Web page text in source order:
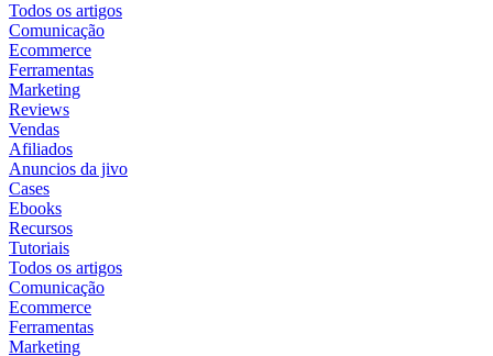
Todos os artigos
Comunicação
Ecommerce
Ferramentas
Marketing
Reviews
Vendas
Afiliados
Anuncios da jivo
Cases
Ebooks
Recursos
Tutoriais
Todos os artigos
Comunicação
Ecommerce
Ferramentas
Marketing